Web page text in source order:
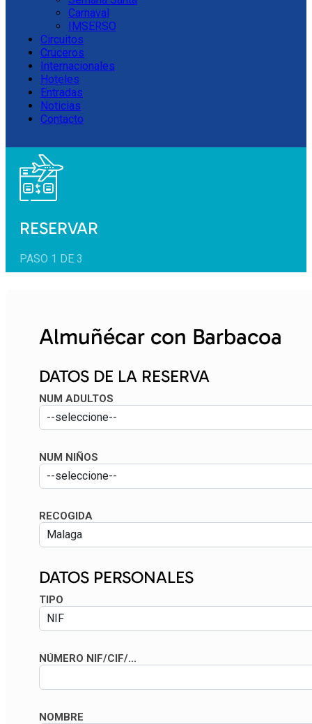
Carnaval
IMSERSO
Circuitos
Cruceros
Internacionales
Hoteles
Entradas
Noticias
Contacto
RESERVAR
PASO 1 DE 3
Almuñécar con Barbacoa
DATOS DE LA RESERVA
NUM ADULTOS
NUM NIÑOS
RECOGIDA
DATOS PERSONALES
TIPO
NÚMERO NIF/CIF/...
NOMBRE